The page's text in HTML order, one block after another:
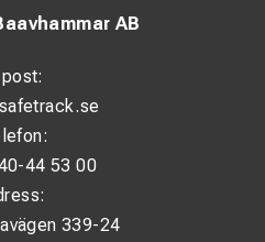
AB
44 53 00
339-24